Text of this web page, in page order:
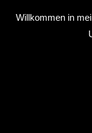
Willkommen in